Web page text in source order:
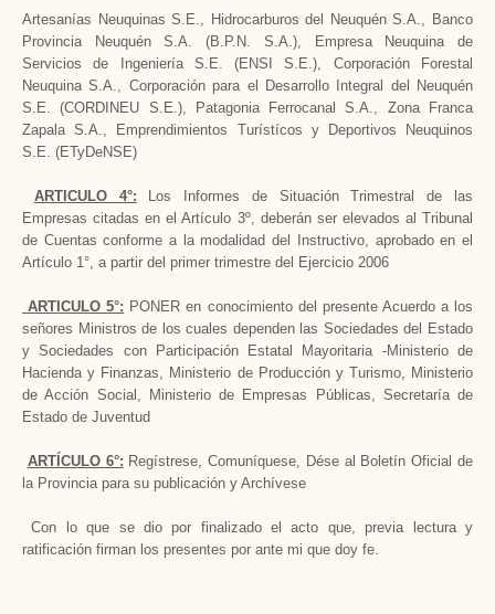
Artesanías Neuquinas S.E., Hidrocarburos del Neuquén S.A., Banco
Provincia Neuquén S.A. (B.P.N. S.A.), Empresa Neuquina de
Servicios de Ingeniería S.E. (ENSI S.E.), Corporación Forestal
Neuquina S.A., Corporación para el Desarrollo Integral del Neuquén
S.E. (CORDINEU S.E.), Patagonia Ferrocanal S.A., Zona Franca
Zapala S.A., Emprendimientos Turístícos y Deportivos Neuquinos
S.E. (ETyDeNSE)
ARTICULO 4°: Los Informes de Situación Trimestral de las
Empresas citadas en el Artículo 3º, deberán ser elevados al Tribunal
de Cuentas conforme a la modalidad del Instructivo, aprobado en el
Artículo 1°, a partir del primer trimestre del Ejercicio 2006
ARTICULO 5°: PONER en conocimiento del presente Acuerdo a los
señores Ministros de los cuales dependen las Sociedades del Estado
y Sociedades con Participación Estatal Mayoritaria -Ministerio de
Hacienda y Finanzas, Ministerio de Producción y Turismo, Ministerio
de Acción Social, Ministerio de Empresas Públicas, Secretaría de
Estado de Juventud
ARTÍCULO 6°: Regístrese, Comuníquese, Dése al Boletín Oficial de
la Provincia para su publicación y Archívese­
Con lo que se dio por finalizado el acto que, previa lectura y
ratificación firman los presentes por ante mi que doy fe.